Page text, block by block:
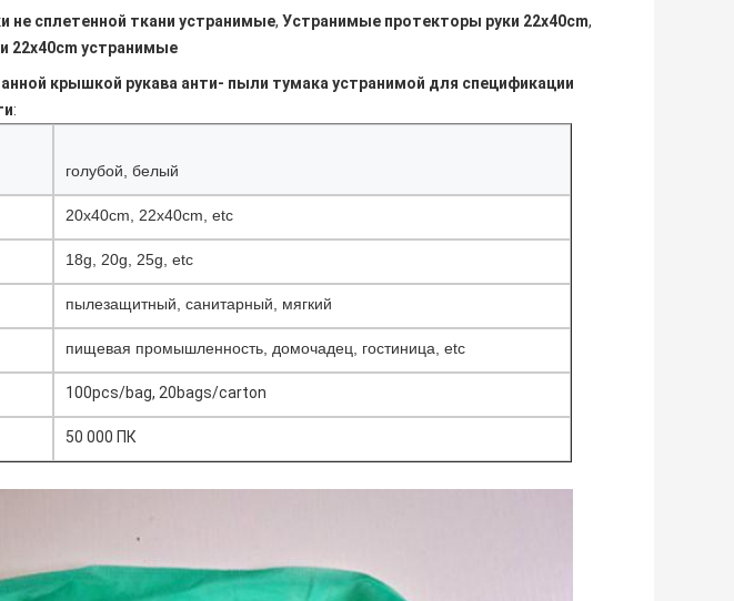
не сплетенной ткани устранимые, Устранимые протекторы руки 22x40cm,
22x40cm устранимые
крышкой рукава анти- пыли тумака устранимой для спецификации
:
голубой, белый
20x40cm, 22x40cm, etc
18g, 20g, 25g, etc
пылезащитный, санитарный, мягкий
пищевая промышленность, домочадец, гостиница, etc
100pcs/bag, 20bags/carton
50 000 ПК